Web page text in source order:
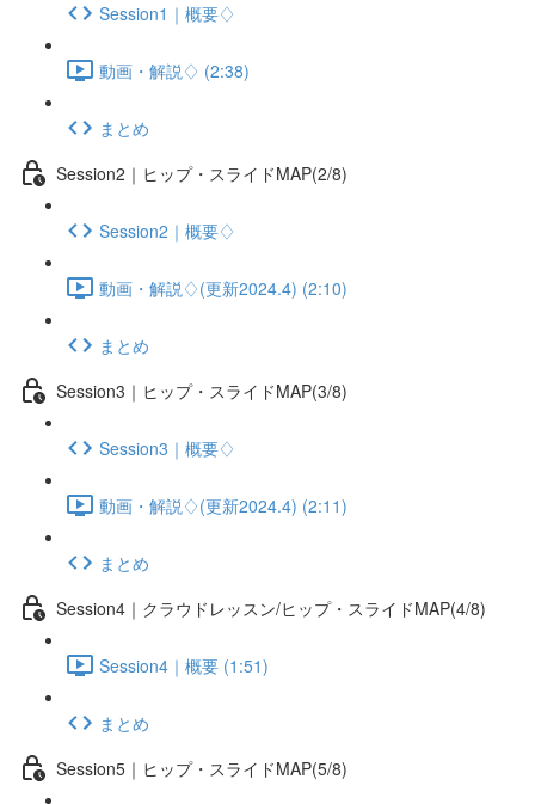
Session1｜概要♢
動画・解説♢ (2:38)
まとめ
Session2｜ヒップ・スライドMAP(2/8)
Session2｜概要♢
動画・解説♢(更新2024.4) (2:10)
まとめ
Session3｜ヒップ・スライドMAP(3/8)
Session3｜概要♢
動画・解説♢(更新2024.4) (2:11)
まとめ
Session4｜クラウドレッスン/ヒップ・スライドMAP(4/8)
Session4｜概要 (1:51)
まとめ
Session5｜ヒップ・スライドMAP(5/8)